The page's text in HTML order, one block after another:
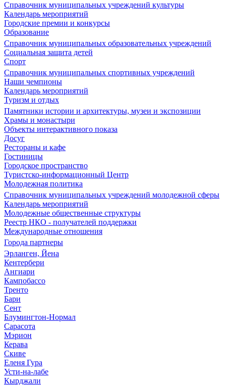
Справочник муниципальных учреждений культуры
Календарь мероприятий
Городские премии и конкурсы
Образование
Справочник муниципальных образовательных учреждений
Социальная защита детей
Спорт
Справочник муниципальных спортивных учреждений
Наши чемпионы
Календарь мероприятий
Туризм и отдых
Памятники истории и архитектуры, музеи и экспозиции
Храмы и монастыри
Объекты интерактивного показа
Досуг
Рестораны и кафе
Гостиницы
Городское пространство
Туристско-информационный Центр
Молодежная политика
Справочник муниципальных учреждений молодежной сферы
Календарь мероприятий
Молодежные общественные структуры
Реестр НКО - получателей поддержки
Международные отношения
Города партнеры
Эрланген, Йена
Кентербери
Ангиари
Кампобассо
Тренто
Бари
Сент
Блумингтон-Нормал
Сарасота
Мэрион
Керава
Скиве
Еленя Гура
Усти-на-лабе
Кырджали